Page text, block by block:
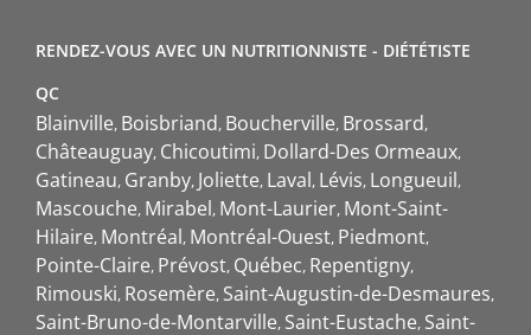
RENDEZ-VOUS AVEC UN NUTRITIONNISTE - DIÉTÉTISTE
QC
Blainville Boisbriand Boucherville Brossard
Châteauguay Chicoutimi Dollard-Des Ormeaux
Gatineau Granby Joliette Laval Lévis Longueuil
Mascouche Mirabel Mont-Laurier Mont-Saint-
Hilaire Montréal Montréal-Ouest Piedmont
Pointe-Claire Prévost Québec Repentigny
Rimouski Rosemère Saint-Augustin-de-Desmaures
Saint-Bruno-de-Montarville Saint-Eustache Saint-